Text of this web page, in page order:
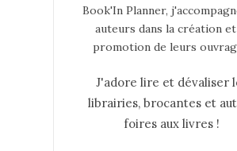
Book'In Planner,
auteurs dans la création
promotion de leurs
J'adore lire et dévaliser
librairies, brocantes et
foires aux livres !